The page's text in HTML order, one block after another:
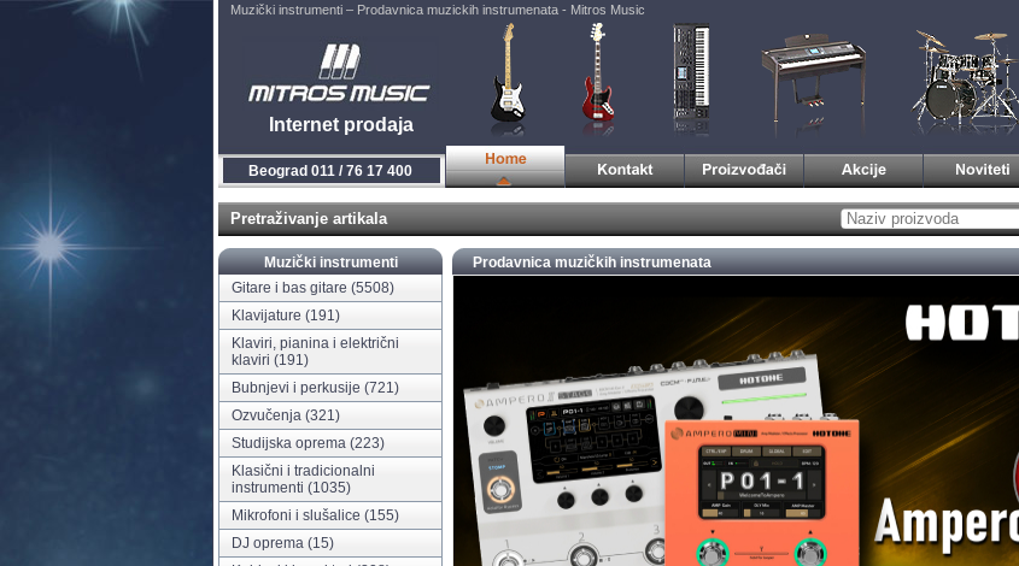
Internet prodaja
Muzički instrumenti – Prodavnica muzickih instrumenata - Mitros Music
Novi Sad 021 / 450 800
Pretraživanje artikala
Muzički instrumenti
Gitare i bas gitare (5508)
Klavijature (191)
Klaviri, pianina i električni
klaviri (191)
Bubnjevi i perkusije (721)
Ozvučenja (321)
Studijska oprema (223)
Klasični i tradicionalni
instrumenti (1035)
Mikrofoni i slušalice (155)
DJ oprema (15)
Prodavnica muzičkih instrumenata